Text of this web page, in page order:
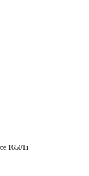
1650Ti